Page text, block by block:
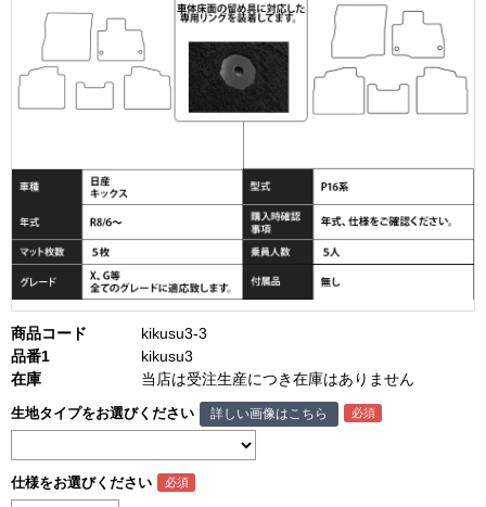
商品コード
kikusu3-3
品番1
kikusu3
在庫
当店は受注生産につき在庫はありません
生地タイプをお選びください 詳しい画像はこちら
仕様をお選びください